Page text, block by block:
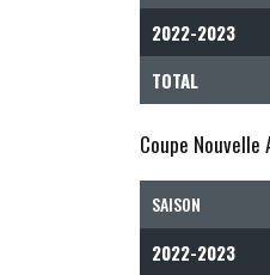
2022-2023
TOTAL
Coupe Nouvelle
SAISON
2022-2023